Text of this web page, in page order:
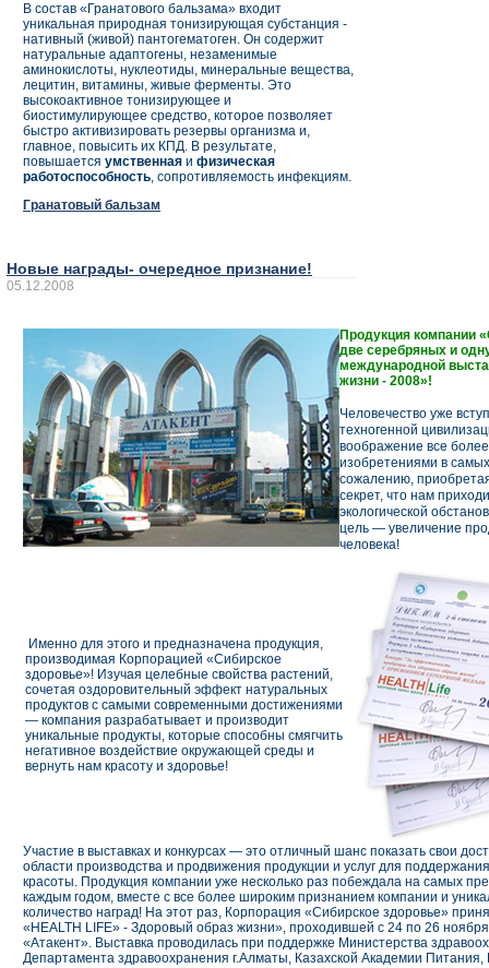
В состав «Гранатового бальзама» входит
уникальная природная тонизирующая субстанция -
нативный (живой) пантогематоген. Он содержит
натуральные адаптогены, незаменимые
аминокислоты, нуклеотиды, минеральные вещества,
лецитин, витамины, живые ферменты. Это
высокоактивное тонизирующее и
биостимулирующее средство, которое позволяет
быстро активизировать резервы организма и,
главное, повысить их КПД. В результате,
повышается умственная и физическая
работоспособность, сопротивляемость инфекциям.
Гранатовый бальзам
Новые награды- очередное признание!
05.12.2008
Продукция
две серебряных и
международной
жизни - 2008»!
Человечество уже
техногенной
воображение все
изобретениями в
сожалению,
секрет, что нам
экологической
цель — увеличение
человека!
Именно для этого и предназначена продукция,
производимая Корпорацией «Сибирское
здоровье»! Изучая целебные свойства растений,
сочетая оздоровительный эффект натуральных
продуктов с самыми современными достижениями
— компания разрабатывает и производит
уникальные продукты, которые способны смягчить
негативное воздействие окружающей среды и
вернуть нам красоту и здоровье!
Участие в выставках и конкурсах — это отличный шанс показать свои
области производства и продвижения продукции и услуг для
красоты. Продукция компании уже несколько раз побеждала на самых
каждым годом, вместе с все более широким признанием компании и
количество наград! На этот раз, Корпорация «Сибирское здоровье»
«HEALTH LIFE» - Здоровый образ жизни», проходившей с 24 по 26
«Атакент». Выставка проводилась при поддержке Министерства
Департамента здравоохранения г.Алматы, Казахской Академии